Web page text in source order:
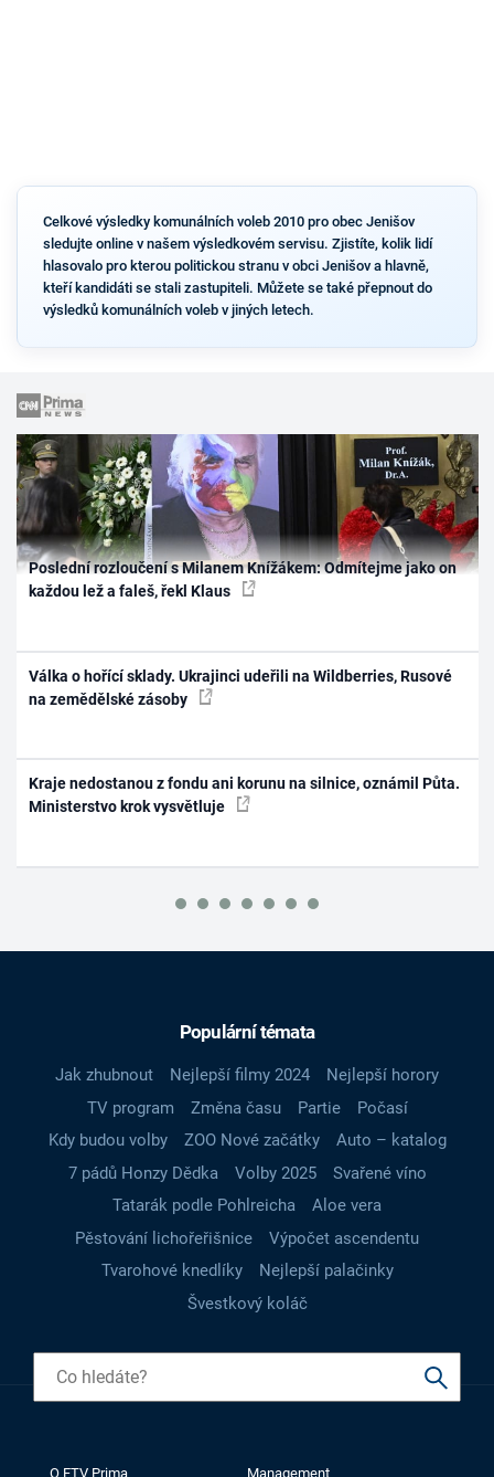
Celkové výsledky komunálních voleb 2010 pro obec Jenišov
sledujte online v našem výsledkovém servisu. Zjistíte, kolik lidí
hlasovalo pro kterou politickou stranu v obci Jenišov a hlavně,
kteří kandidáti se stali zastupiteli. Můžete se také přepnout do
výsledků komunálních voleb v jiných letech.
Poslední rozloučení s Milanem Knížákem: Odmítejme jako on
každou lež a faleš, řekl Klaus
Válka o hořící sklady. Ukrajinci udeřili na Wildberries, Rusové
na zemědělské zásoby
Kraje nedostanou z fondu ani korunu na silnice, oznámil Půta.
Ministerstvo krok vysvětluje
Populární témata
Jak zhubnout Nejlepší filmy 2024
Nejlepší horory
TV program
Změna času Partie
Počasí
Kdy budou volby
ZOO Nové začátky
Auto – katalog
7 pádů Honzy Dědka
Volby 2025
Svařené víno
Tatarák podle Pohlreicha
Aloe vera
Pěstování lichořeřišnice
Výpočet ascendentu
Tvarohové knedlíky
Nejlepší palačinky
Švestkový koláč
O FTV Prima Management